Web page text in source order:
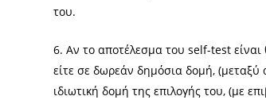
του.
6. Αν το αποτέλεσμα του self-test είναι
είτε σε δωρεάν δημόσια δομή,
ιδιωτική δομή της επιλογής του, (με